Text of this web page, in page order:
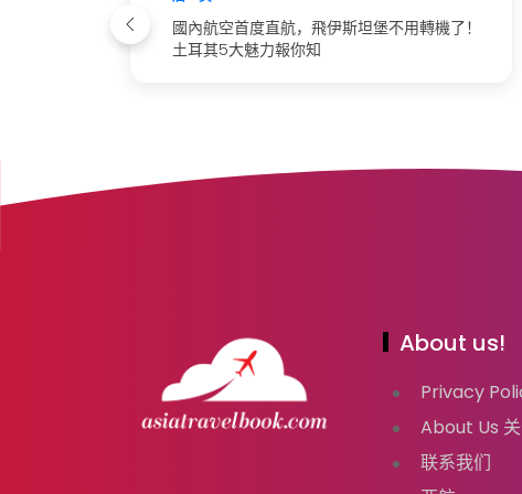
國內航空首度直航，飛伊斯坦堡不用轉機了！
土耳其5大魅力報你知
About us!
Privacy
About Us
联系我们